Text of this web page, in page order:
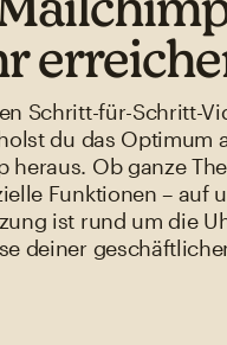
Schritt-für-Schritt-
du das Optimum
heraus. Ob ganze
Funktionen – auf
ist rund um die
deiner